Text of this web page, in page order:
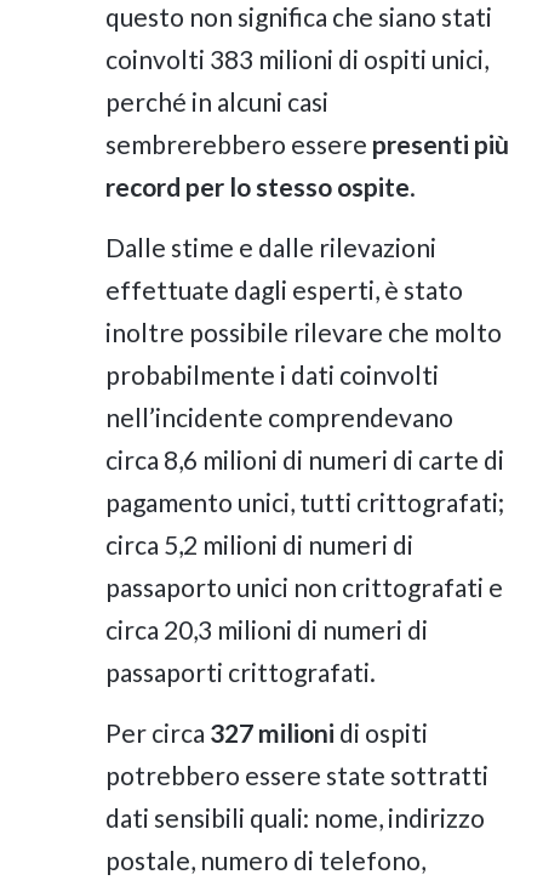
questo non significa che siano stati
coinvolti 383 milioni di ospiti unici,
perché in alcuni casi
sembrerebbero essere presenti più
record per lo stesso ospite.
Dalle stime e dalle rilevazioni
effettuate dagli esperti, è stato
inoltre possibile rilevare che molto
probabilmente i dati coinvolti
nell’incidente comprendevano
circa 8,6 milioni di numeri di carte di
pagamento unici, tutti crittografati;
circa 5,2 milioni di numeri di
passaporto unici non crittografati e
circa 20,3 milioni di numeri di
passaporti crittografati.
Per circa 327 milioni di ospiti
potrebbero essere state sottratti
dati sensibili quali: nome, indirizzo
postale, numero di telefono,